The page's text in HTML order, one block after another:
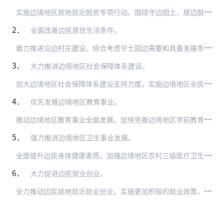
实
施边境地区就地就近脱贫专项行动。围绕守边固土、居边脱贫致富目标，按照“六个精准”的要求，坚持边境地区扶贫开发与富裕边民、巩固边防相结合，制定精准支持边民就地就…
2．
全面改善边民居住生活条件。
着
力推进沿边村庄建设。综合考虑守土固边需要和具备发展条件两方面因素，整合政策资源，科学规划边境村镇建设、村落分布、农田保护、生态涵养等空间布局，因地制宜制定沿边…
3．
大力推进边境地区社会保障体系建设。
加
大边境地区社会保障体系建设支持力度。实施边境地区全民参保计划，加快完善覆盖城乡居民的社会保险体系和社会救助体系。以基本养老、基本医疗、最低生活保障为重点，完善…
4．
优先发展边境地区教育事业。
推
动边境地区教育事业全面发展。加快完善边境地区学前教育公共服务体系，加大对边境地区农村学前教育的支持力度，鼓励普惠性幼儿园发展。推动县域内城乡义务教育一体化改革…
5．
强力推进边境地区卫生事业发展。
全
面提升边民身体健康素质。加强边境地区农村三级医疗卫生服务网络和公共卫生体系建设，实施边境地区县级医院、乡镇卫生院、村卫生室标准化建设，进一步加大医疗卫生基础设…
6．
大力促进边民就业创业。
全
力推动边民就地就近就业创业。实施更加积极的就业政策，大力发展吸纳就业能力强的产业和企业，鼓励各类企业或产业园区吸纳边民就业，努力实现边民充分就业。统筹推进重点…